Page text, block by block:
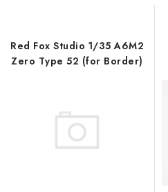
e
r
t
s
Red Fox Studio 1/35 A6M2
Zero Type 52 (for Border)